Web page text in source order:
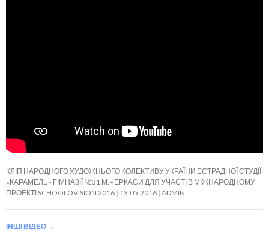
КЛІП НАРОДНОГО ХУДОЖНЬОГО КОЛЕКТИВУ УКРАЇНИ ЕСТРАДНОЇ СТУДІЇ
«КАРАМЕЛЬ» ГІМНАЗІЇ №31 М.ЧЕРКАСИ ДЛЯ УЧАСТІ В МІЖНАРОДНОМУ
ПРОЕКТІ SCHOOLOVISION 2016
13.05.2016 ADMIN
ІНШІ ВІДЕО →